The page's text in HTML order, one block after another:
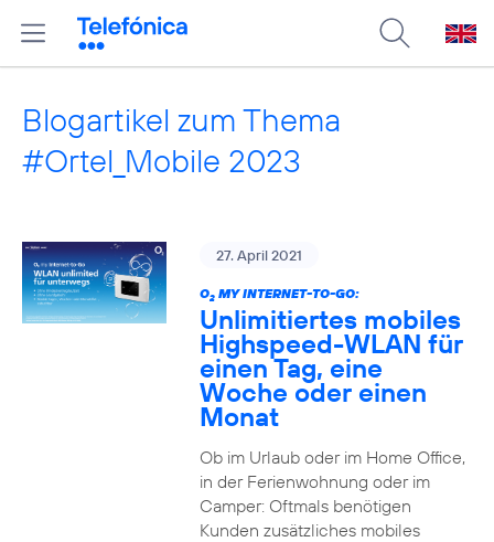
Blogartikel zum Thema
#Ortel_Mobile 2023
27. April 2021
O2MY INTERNET-TO-GO:
Unlimitiertes mobiles
Highspeed-WLAN für
einen Tag, eine
Woche oder einen
Monat
Ob im Urlaub oder im Home Office,
in der Ferienwohnung oder im
Camper: Oftmals benötigen
Kunden zusätzliches mobiles